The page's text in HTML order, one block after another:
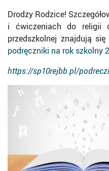
Drodzy Rodzice!
i ćwiczeniach do religii
przedszkolnej znajdują
podręczniki na rok szkolny
https://sp10rejbb.pl/